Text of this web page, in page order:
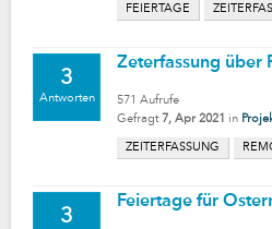
FEIERTAGE
3
Antworten
Zeterfassung über
571 Aufrufe
Gefragt 7, Apr 2021 in
ZEITERFASSUNG
3
Feiertage für